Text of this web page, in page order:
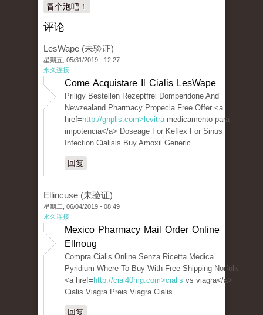
冒个泡吧！
评论
LesWape (未验证)
星期五, 05/31/2019 - 12:27
永久连接
Come Acquistare Il Cialis LesWape
Priligy Bestellen Rezeptfrei Domperidone And
Newzealand Pharmacy Propecia Free Offer <a
href= http://gnplls.com>levitramedicamento para
impotencia</a> Doseage For Keflex For Sinus
Infection Cialisis Buy Amoxil Generic
回复
Ellincuse (未验证)
星期二, 06/04/2019 - 08:49
永久连接
Mexico Pharmacy Mail Order Online
Ellnoug
Compra Cialis Online Senza Ricetta Medica
Pyridium Where To Buy With Free Shipping Norfolk
<a href= http://cial40mg.com>cialis vs viagra</a>
Cialis Viagra Preis Viagra Cialis
回复